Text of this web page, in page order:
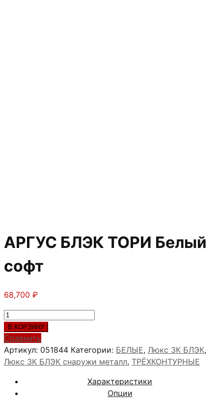
АРГУС БЛЭК ТОРИ Белый
софт
68,700 ₽
Количество
товара
АРГУС
БЛЭК
ТОРИ
софт
В КОРЗИНУ
Сравнить
Артикул: 051844 Категории: БЕЛЫЕ, Люкс 3К БЛЭК,
Люкс 3К БЛЭК снаружи металл, ТРЁХКОНТУРНЫЕ
Характеристики
Опции